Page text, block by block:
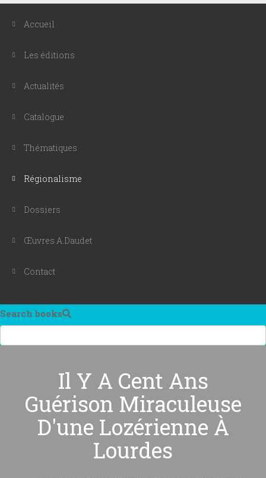
Accueil
Les éditions
Actualités
Catalogue
Thématiques
Régionalisme
Dossiers
Œuvres A.Daudet
Contact
Search books
Il Y A Cent Ans
Guérison Miraculeuse
D'une Lozérienne À
Lourdes